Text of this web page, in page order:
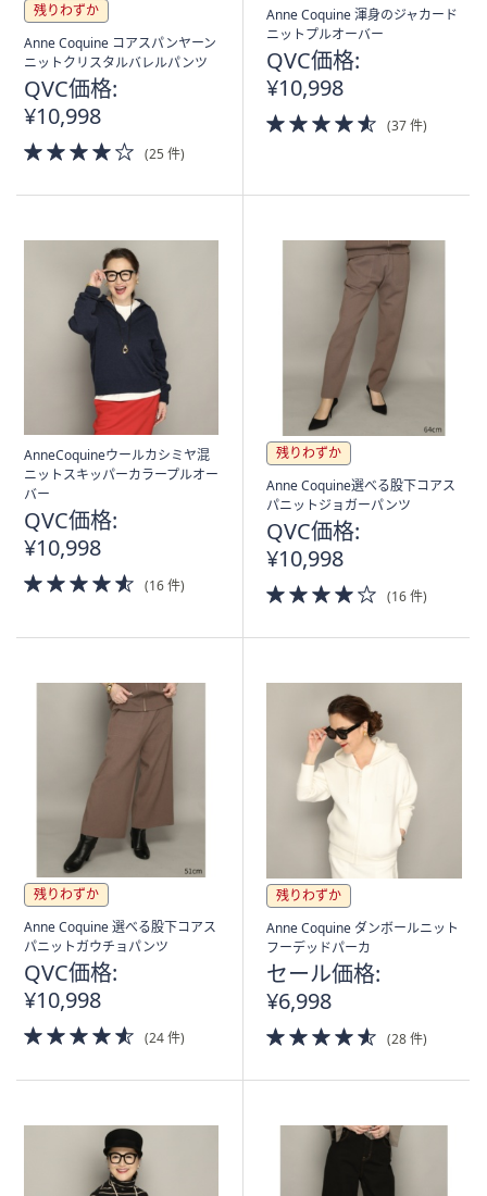
残りわずか
Anne Coquine コアスパンヤーン
ニットクリスタルバレルパンツ
QVC価格:
¥10,998
4.0
of
(25 件)
Anne Coquine 渾身のジャカード
ニットプルオーバー
QVC価格:
¥10,998
4.5
of
(37 件)
AnneCoquineウールカシミヤ混
ニットスキッパーカラープルオー
バー
QVC価格:
¥10,998
4.5
of
Stars
(16 件)
残りわずか
Anne Coquine選べる股下コアス
パニットジョガーパンツ
QVC価格:
¥10,998
4.0
of
(16 件)
残りわずか
Anne Coquine 選べる股下コアス
パニットガウチョパンツ
QVC価格:
¥10,998
4.5
of
(24 件)
残りわずか
Anne Coquine ダンボールニット
フーデッドパーカ
セール価格:
¥6,998
4.5
of
(28 件)